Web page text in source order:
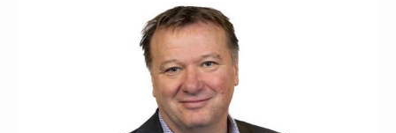
het Market Pulse Report voor het eerste kwartaal van 2026
De bedrijfsmatige […]